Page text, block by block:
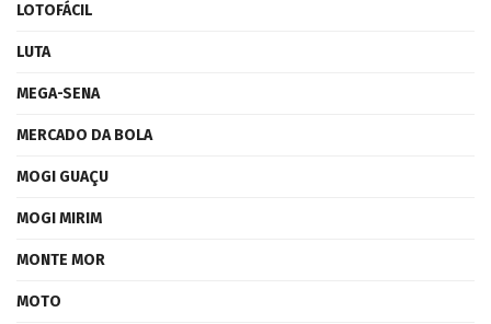
LOTOFÁCIL
LUTA
MEGA-SENA
MERCADO DA BOLA
MOGI GUAÇU
MOGI MIRIM
MONTE MOR
MOTO